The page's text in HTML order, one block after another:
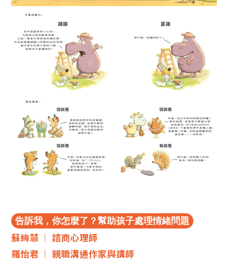
告訴我，你怎麼了？幫助孩子處理情緒問題
蘇絢慧 │ 諮商心理師
羅怡君 │ 親職溝通作家與講師